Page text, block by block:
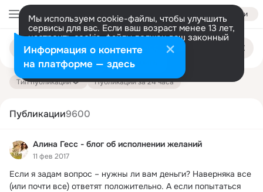
Войти
Мы используем cookie-файлы, чтобы улучшить
сервисы для вас. Если ваш возраст менее 13 лет,
настроить cookie-файлы должен ваш законный
представитель. Больше информации
Разрешить все Настроить
Поиск
публикациям
Тип публикации Публикации за 24 часа
Публикации9600
Алина Гесс - блог об исполнении желаний
11 фев 2017
Если я задам вопрос – нужны ли вам деньги? Наверняка все
(или почти все) ответят положительно. А если попытаться
Информация о контенте
на платформе — здесь